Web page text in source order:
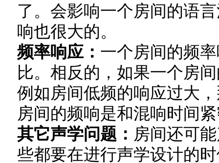
了。会影响一个房间的语
响也很大的。
频率响应： 一个房间的频
比。相反的，如果一个房
例如房间低频的响应过大
房间的频响是和混响时间
其它声学问题： 房间还可
些都要在进行声学设计的